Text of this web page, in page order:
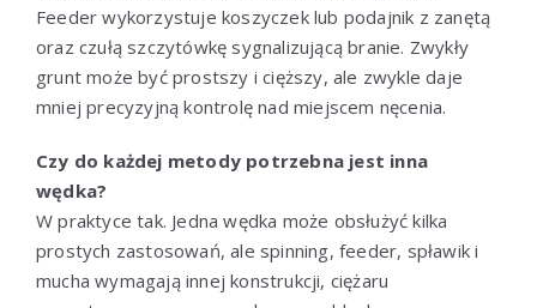
Feeder wykorzystuje koszyczek lub podajnik z zanętą
oraz czułą szczytówkę sygnalizującą branie. Zwykły
grunt może być prostszy i cięższy, ale zwykle daje
mniej precyzyjną kontrolę nad miejscem nęcenia.
Czy do każdej metody potrzebna jest inna
wędka?
W praktyce tak. Jedna wędka może obsłużyć kilka
prostych zastosowań, ale spinning, feeder, spławik i
mucha wymagają innej konstrukcji, ciężaru